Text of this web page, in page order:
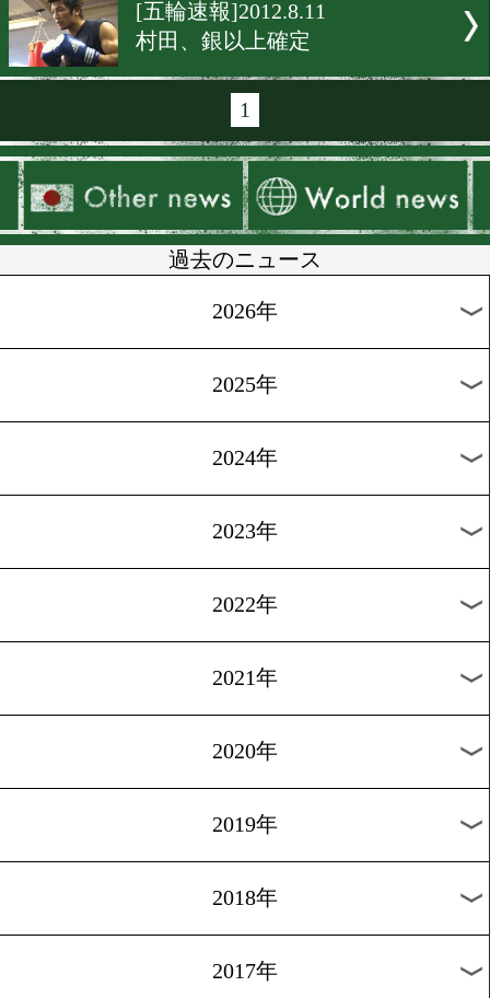
[海外ニュース]2012.8.14
西岡vsドネアのチケット
[ロンドン五輪]2012.8.13
金メダルは7カ国に分散
[五輪速報]2012.8.12
村田、金メダル獲得!
[ロンドン五輪]2012.8.11
村田の決勝戦を生中継
[五輪速報]2012.8.11
村田、銀以上確定
1
過去のニュース
2025年